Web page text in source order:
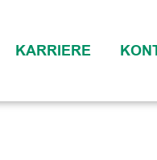
KARRIERE